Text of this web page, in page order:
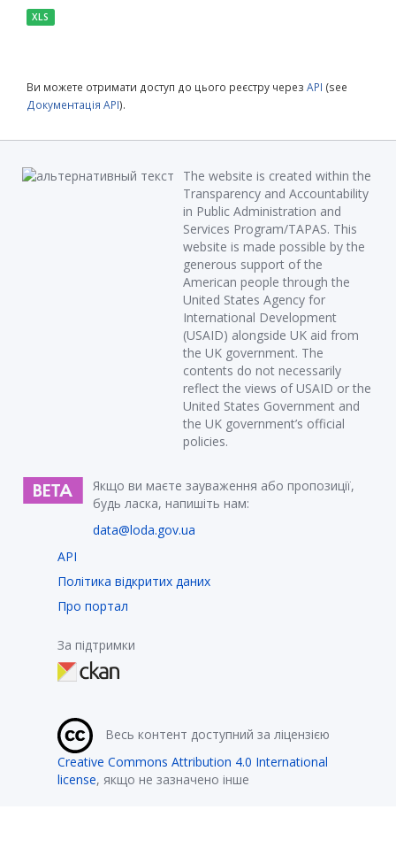
XLS
Ви можете отримати доступ до цього реєстру через API (see
Документація API).
The website is created within the
Transparency and Accountability
in Public Administration and
Services Program/TAPAS. This
website is made possible by the
generous support of the
American people through the
United States Agency for
International Development
(USAID) alongside UK aid from
the UK government. The
contents do not necessarily
reflect the views of USAID or the
United States Government and
the UK government’s official
policies.
Якщо ви маєте зауваження або пропозиції,
будь ласка, напишіть нам:
data@loda.gov.ua
API
Політика відкритих даних
Про портал
За підтримки
Весь контент доступний за ліцензією
Creative Commons Attribution 4.0 International
license, якщо не зазначено інше